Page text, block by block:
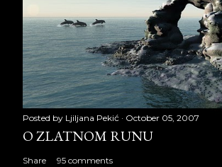
Posted by Ljiljana Pekić October 05, 2007
O ZLATNOM RUNU
Share 95 comments